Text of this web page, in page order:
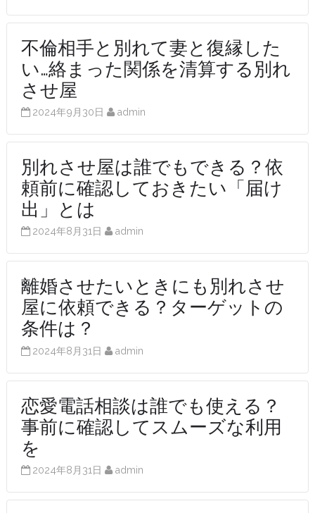
不倫相手と別れて妻と復縁した
い…絡まった関係を清算する別れ
させ屋
2024年9月30日 admin
別れさせ屋は誰でもできる？依
頼前に確認しておきたい「届け
出」とは
2024年8月31日 admin
離婚させたいときにも別れさせ
屋に依頼できる？ターゲットの
条件は？
2024年8月31日 admin
恋愛電話相談は誰でも使える？
事前に確認してスムーズな利用
を
2024年8月31日 admin